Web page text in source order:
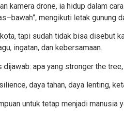
kamera drone, ia hidup dalam
mengikuti letak gunung
tapi sudah tidak bisa disebut
ingatan, dan kebersamaan.
dijawab: apa yang stronger the tree,
daya tahan, daya lenting,
untuk tetap menjadi manusia